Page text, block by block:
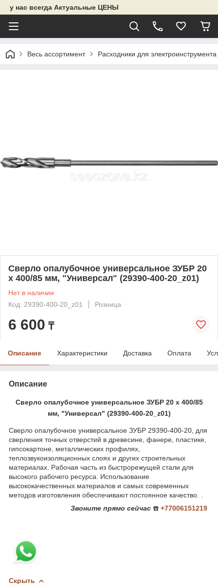
у нас всегда Актуальные ЦЕНЫ
Весь ассортимент Расходники для электроинструмента
Сверло опалубочное универсальное ЗУБР 20
x 400/85 мм, "Универсал" (29390-400-20_z01)
Нет в наличии
Код: 29390-400-20_z01
Розница
6 600 ₸
Описание Характеристики Доставка Оплата
Описание
Сверло опалубочное универсальное ЗУБР 20 x 400/85
мм, "Универсал" (29390-400-20_z01)
Сверло опалубочное универсальное ЗУБР 29390-400-20, для
сверления точных отверстий в древесине, фанере, пластике,
гипсокартоне, металлических профилях,
теплозвукоизоляционных слоях и других строительных
материалах. Рабочая часть из быстрорежущей стали для
высокого рабочего ресурса. Использование
высококачественных материалов и самых современных
методов изготовления обеспечивают постоянное качество. .
Звоните прямо сейчас ☎️ +77006151219
Скрыть